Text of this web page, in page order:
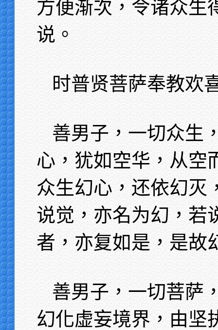
方便渐次，令诸众生
说。
时普贤菩萨奉教欢
善男子，一切众生
心，犹如空华，从空
众生幻心，还依幻灭
说觉，亦名为幻，若
者，亦复如是，是故
善男子，一切菩萨
幻化虚妄境界，由坚